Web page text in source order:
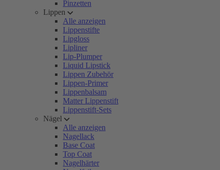
Pinzetten
Lippen
Alle anzeigen
Lippenstifte
Lipgloss
Lipliner
Lip-Plumper
Liquid Lipstick
Lippen Zubehör
Lippen-Primer
Lippenbalsam
Matter Lippenstift
Lippenstift-Sets
Nägel
Alle anzeigen
Nagellack
Base Coat
Top Coat
Nagelhärter